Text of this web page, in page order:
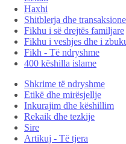
Haxhi
Shitblerja dhe
Fikhu i së drejtës familjare
Fikhu i veshjes dhe i
Fikh - Të ndryshme
400 këshilla islame
Shkrime të ndryshme
Etikë dhe mirësjellje
Inkurajim dhe këshillim
Rekaik dhe tezkije
Sire
Artikuj - Të tjera